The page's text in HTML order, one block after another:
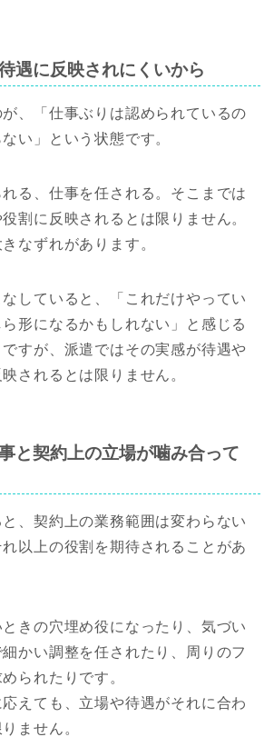
遇に反映されにくいから
、「仕事ぶりは認められているの
い」という状態です。
る、仕事を任される。そこまでは
割に反映されるとは限りません。
なずれがあります。
していると、「これだけやってい
形になるかもしれない」と感じる
すが、派遣ではその実感が待遇や
されるとは限りません。
と契約上の立場が噛み合って
、契約上の業務範囲は変わらない
以上の役割を期待されることがあ
きの穴埋め役になったり、気づい
かい調整を任されたり、周りのフ
られたりです。
えても、立場や待遇がそれに合わ
ません。